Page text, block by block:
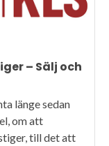
– Sälj och
länge sedan
om att
till det att